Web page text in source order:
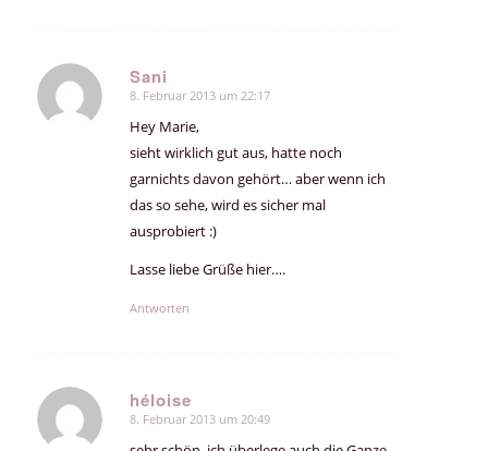
Sani
sagte:
8. Februar 2013 um 22:17
Hey Marie,
sieht wirklich gut aus, hatte noch
garnichts davon gehört… aber wenn ich
das so sehe, wird es sicher mal
ausprobiert :)
Lasse liebe Grüße hier….
Antworten
héloise
sagte:
8. Februar 2013 um 20:49